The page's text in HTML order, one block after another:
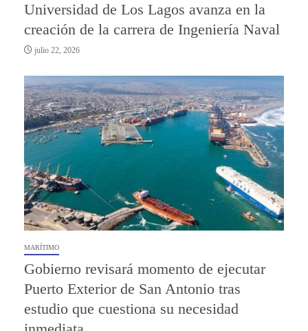
Universidad de Los Lagos avanza en la
creación de la carrera de Ingeniería Naval
julio 22, 2026
MARÍTIMO
Gobierno revisará momento de ejecutar
Puerto Exterior de San Antonio tras
estudio que cuestiona su necesidad